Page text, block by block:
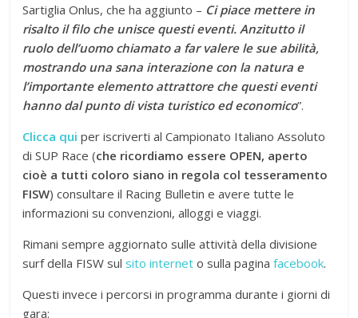
Sartiglia Onlus, che ha aggiunto – Ci piace mettere in
risalto il filo che unisce questi eventi. Anzitutto il
ruolo dell’uomo chiamato a far valere le sue abilità,
mostrando una sana interazione con la natura e
l’importante elemento attrattore che questi eventi
hanno dal punto di vista turistico ed economico”.
Clicca qui per iscriverti al Campionato Italiano Assoluto
di SUP Race (che ricordiamo essere OPEN, aperto
cioè a tutti coloro siano in regola col tesseramento
FISW) consultare il Racing Bulletin e avere tutte le
informazioni su convenzioni, alloggi e viaggi.
Rimani sempre aggiornato sulle attività della divisione
surf della FISW sulsito internet o sulla paginafacebook.
Questi invece i percorsi in programma durante i giorni di
gara: